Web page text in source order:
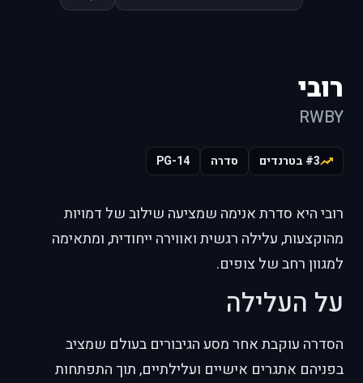
רובי
RWBY
#3 בטרנדים סדרה PG-14
רובי היא סדרת אנימה שמציעה שילוב של דמויות
מהוקצעות, עלילה רגשית ואווירה ייחודית, ומתאימה
למגוון רחב של צופים.
על העלילה
הסדרה עוקבת אחר מסע הגיבורים בעולם שמציב
בפניהם אתגרים אישיים ועלילתיים, תוך התפתחות